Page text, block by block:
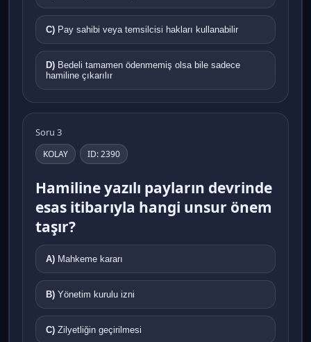
C) Pay sahibi veya temsilcisi hakları kullanabilir
D) Bedeli tamamen ödenmemiş olsa bile sadece
hamiline çıkarılır
Soru 3
KOLAY ID: 2390
Hamiline yazılı payların devrinde
esas itibarıyla hangi unsur önem
taşır?
A) Mahkeme kararı
B) Yönetim kurulu izni
C) Zilyetliğin geçirilmesi